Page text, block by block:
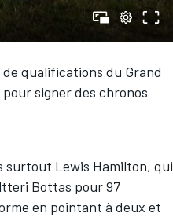
qualifications du Grand
signer des chronos
surtout Lewis Hamilton, qui
Bottas pour 97
en pointant à deux et